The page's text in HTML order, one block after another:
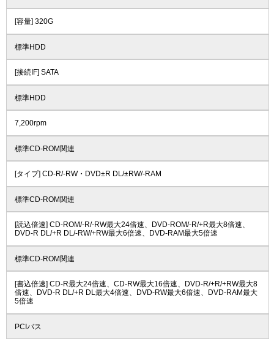
[容量] 320G
標準HDD
[接続IF] SATA
標準HDD
7,200rpm
標準CD-ROM関連
[タイプ] CD-R/-RW・DVD±R DL/±RW/-RAM
標準CD-ROM関連
[読込倍速] CD-ROM/-R/-RW最大24倍速、DVD-ROM/-R/+R最大8倍速、
DVD-R DL/+R DL/-RW/+RW最大6倍速、DVD-RAM最大5倍速
標準CD-ROM関連
[書込倍速] CD-R最大24倍速、CD-RW最大16倍速、DVD-R/+R/+RW最大8
倍速、DVD-R DL/+R DL最大4倍速、DVD-RW最大6倍速、DVD-RAM最大
5倍速
PCIバス